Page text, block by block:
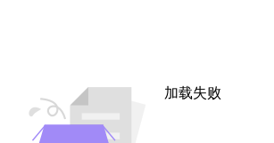
加载失败